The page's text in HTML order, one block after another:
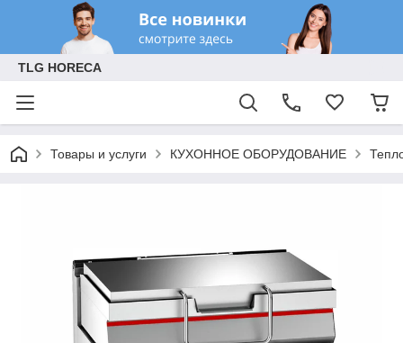
TLG HORECA
Товары и услуги КУХОННОЕ ОБОРУДОВАНИЕ